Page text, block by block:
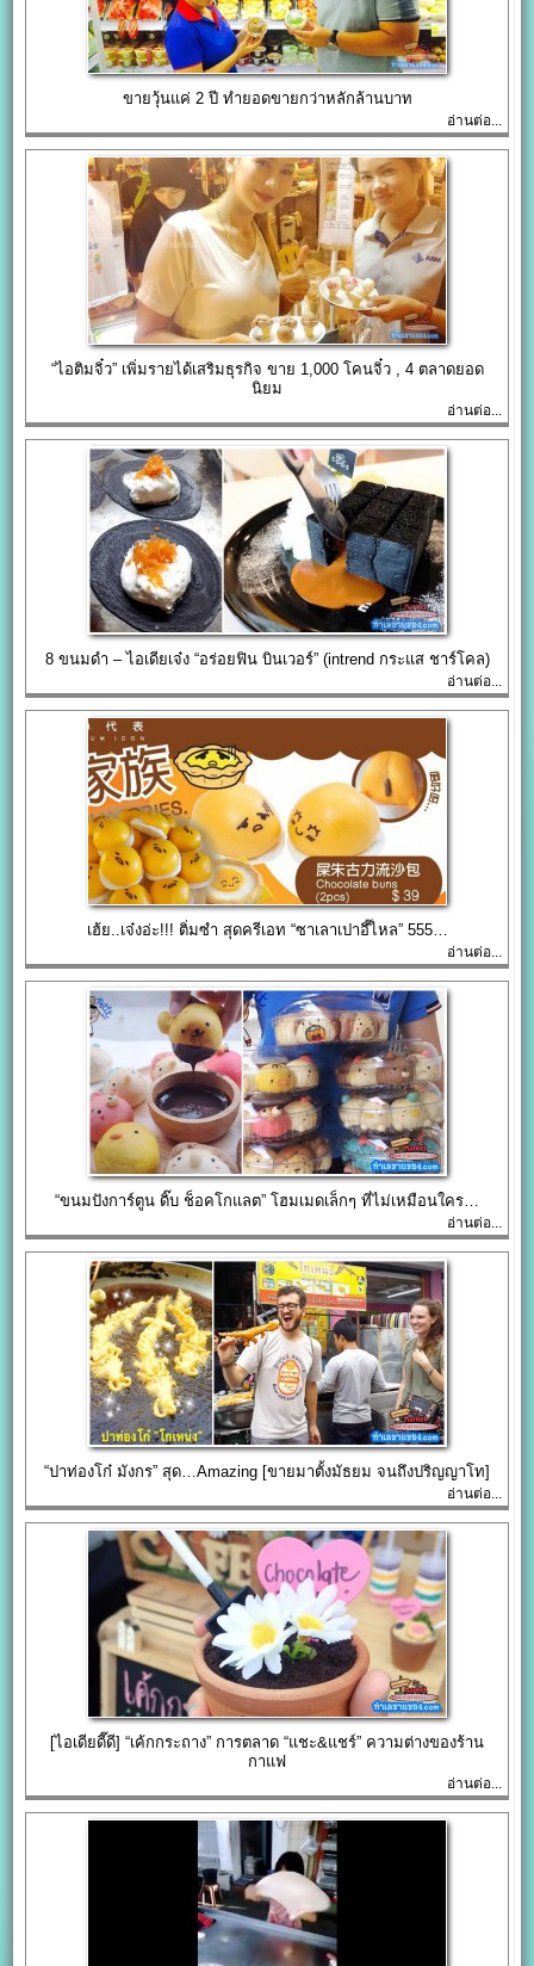
ขายวุ้นแค่ 2 ปี ทำยอดขายกว่าหลักล้านบาท
อ่านต่อ...
“ไอติมจิ๋ว” เพิ่มรายได้เสริมธุรกิจ ขาย 1,000 โคนจิ๋ว , 4 ตลาดยอด
นิยม
อ่านต่อ...
8 ขนมดำ – ไอเดียเจ๋ง “อร่อยฟิน บินเวอร์” (intrend กระแส ชาร์โคล)
อ่านต่อ...
เฮ้ย..เจ๋งอ่ะ!!! ติ่มซำ สุดครีเอท “ซาเลาเปาอึ๊ไหล” 555…
อ่านต่อ...
“ขนมปังการ์ตูน ดิ๊บ ช็อคโกแลต” โฮมเมดเล็กๆ ที่ไม่เหมือนใคร…
อ่านต่อ...
“ปาท่องโก๋ มังกร” สุด…Amazing [ขายมาตั้งมัธยม จนถึงปริญญาโท]
อ่านต่อ...
[ไอเดียดี๊ดี] “เค้กกระถาง” การตลาด “แชะ&แชร์” ความต่างของร้าน
กาแฟ
อ่านต่อ...